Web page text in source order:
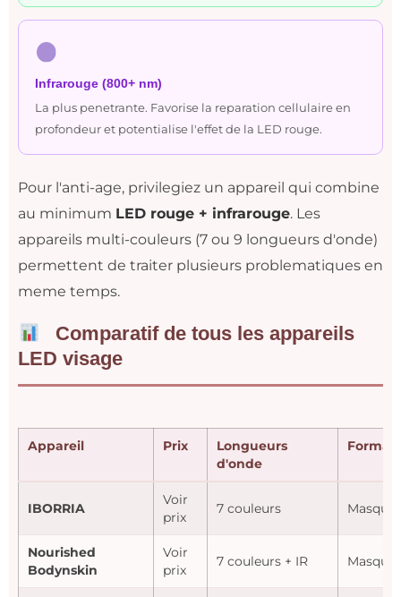
Infrarouge (800+ nm)
La plus penetrante. Favorise la reparation cellulaire en
profondeur et potentialise l'effet de la LED rouge.
Pour l'anti-age, privilegiez un appareil qui combine
au minimum LED rouge + infrarouge. Les
appareils multi-couleurs (7 ou 9 longueurs d'onde)
permettent de traiter plusieurs problematiques en
meme temps.
Comparatif de tous les appareils
LED visage
Appareil Prix
Longueurs
d'onde
Format
IBORRIA
Voir
prix
7 couleurs Masque
Nourished
Bodynskin
Voir
prix
7 couleurs + IR Masque